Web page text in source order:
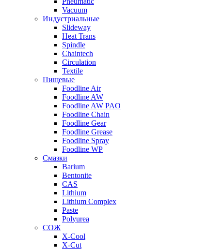
Vacuum
Индустриальные
Slideway
Heat Trans
Spindle
Chaintech
Circulation
Textile
Пищевые
Foodline Air
Foodline AW
Foodline AW PAO
Foodline Chain
Foodline Gear
Foodline Grease
Foodline Spray
Foodline WP
Смазки
Barium
Bentonite
CAS
Lithium
Lithium Complex
Paste
Polyurea
СОЖ
X-Cool
X-Cut